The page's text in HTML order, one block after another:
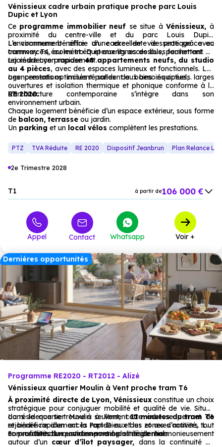
Vénissieux cadre urbain pratique proche parc Louis
Dupic et Lyon
Ce programme immobilier neuf se situe à Vénissieux, à
proximité du centre-ville et du parc Louis Dupic.
L’environnement offre un cadre de vie pratique avec
commerces, écoles et équipements accessibles facilement.
La commune bénéficie d’une excellente desserte grâce au
tramway T4, au métro D et aux lignes de bus, permettant de
rejoindre Lyon rapidement.
La résidence propose48 appartements neufs, du studio
au 4 pièces, avec des espaces lumineux et fonctionnels. Les
agencements optimisés répondent aux besoins actuels.
Les prestations incluent salles de bains équipées, larges
ouvertures et isolation thermique et phonique conforme à la
RE 2020.
L’architecture contemporaine s’intègre dans son
environnement urbain.
Chaque logement bénéficie d’un espace extérieur, sous forme
de balcon, terrasse ou jardin.
Un parking et un local vélos complètent les prestations.
PTZ TVA Réduite RE 2020 Dispositif Jeanbrun Plan Relance
2e Trimestre 2028
T1 à partir de106 000 €
à partir de 224 000 €
à partir de 305 000 €
Appel Contact Whatsapp Voir +
Dernières opportunités
Programme RE2020 - RT2012 - Alizé
Vénissieux quartier Moulin à Vent proche tram T6
À proximité directe de Lyon, Vénissieux constitue un choix
stratégique pour conjuguer mobilité et qualité de vie. Située
dans le quartier Moulin à Vent, cette adresse permet de
rejoindre rapidement la Part-Dieu et les zones d’activité, tout
en profitant d’un environnement plus résidentiel.
La résidence se trouve à seulement11 minutes du tram T6
et bénéficie d’un accès rapide aux bus et axes routiers. Les
commodités du quotidien sont à portée de main.
Son architecture contemporaine s’intègre harmonieusement
autour d’un cœur d’îlot paysager, dans la continuité du